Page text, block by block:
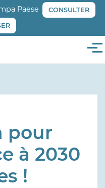
Paese CONSULTER
pour
à 2030
!